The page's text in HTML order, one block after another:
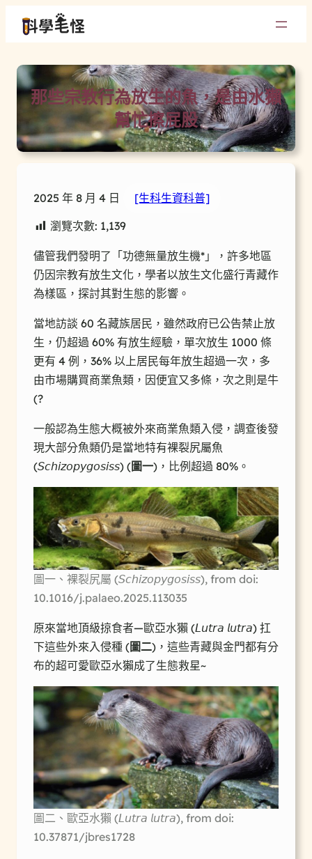
那些宗教行為放生的魚，是由水獺
幫忙擦屁股
2025 年 8 月 4 日
[生科生資科普]
瀏覽次數: 1,139
儘管我們發明了「功德無量放生機*」，許多地區
仍因宗教有放生文化，學者以放生文化盛行青藏作
為樣區，探討其對生態的影響。
當地訪談 60 名藏族居民，雖然政府已公告禁止放
生，仍超過 60% 有放生經驗，單次放生 1000 條
更有 4 例，36% 以上居民每年放生超過一次，多
由市場購買商業魚類，因便宜又多條，次之則是牛
(?
一般認為生態大概被外來商業魚類入侵，調查後發
現大部分魚類仍是當地特有裸裂尻屬魚
(𝘚𝘤𝘩𝘪𝘻𝘰𝘱𝘺𝘨𝘰𝘴𝘪𝘴𝘴) (圖一)，比例超過 80%。
圖一、裸裂尻屬 (𝘚𝘤𝘩𝘪𝘻𝘰𝘱𝘺𝘨𝘰𝘴𝘪𝘴𝘴), from doi:
10.1016/j.palaeo.2025.113035
原來當地頂級掠食者—歐亞水獺 (𝘓𝘶𝘵𝘳𝘢 𝘭𝘶𝘵𝘳𝘢) 扛
下這些外來入侵種 (圖二)，這些青藏與金門都有分
布的超可愛歐亞水獺成了生態救星~
圖二、歐亞水獺 (𝘓𝘶𝘵𝘳𝘢 𝘭𝘶𝘵𝘳𝘢), from doi:
10.37871/jbres1728